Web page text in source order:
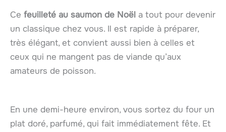
Ce feuilleté au saumon de Noël a tout pour devenir
un classique chez vous. Il est rapide à préparer,
très élégant, et convient aussi bien à celles et
ceux qui ne mangent pas de viande qu’aux
amateurs de poisson.
En une demi-heure environ, vous sortez du four un
plat doré, parfumé, qui fait immédiatement fête. Et